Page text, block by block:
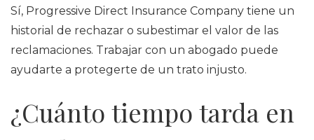
Sí, Progressive Direct Insurance Company tiene un
historial de rechazar o subestimar el valor de las
reclamaciones. Trabajar con un abogado puede
ayudarte a protegerte de un trato injusto.
¿Cuánto tiempo tarda en